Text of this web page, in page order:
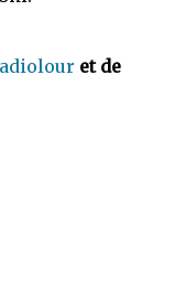
et de